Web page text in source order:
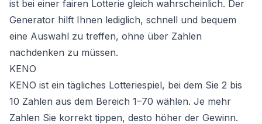
ist bei einer fairen Lotterie gleich wahrscheinlich. Der
Generator hilft Ihnen lediglich, schnell und bequem
eine Auswahl zu treffen, ohne über Zahlen
nachdenken zu müssen.
KENO
KENO ist ein tägliches Lotteriespiel, bei dem Sie 2 bis
10 Zahlen aus dem Bereich 1–70 wählen. Je mehr
Zahlen Sie korrekt tippen, desto höher der Gewinn.